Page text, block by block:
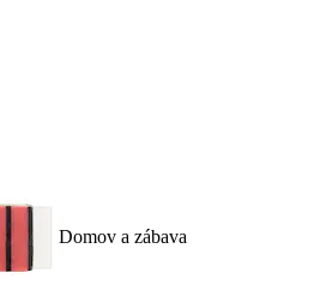
Domov a zábava